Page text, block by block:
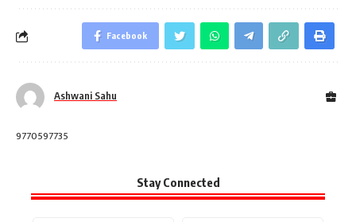
Facebook
Ashwani Sahu
9770597735
Stay Connected